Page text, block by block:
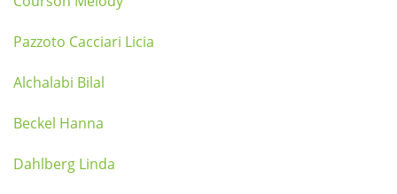
Pazzoto Cacciari Licia
Alchalabi Bilal
Beckel Hanna
Dahlberg Linda